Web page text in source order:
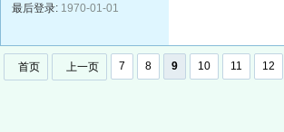
最后登录: 1970-01-01
首页 上一页 7 8 9 10 11 12